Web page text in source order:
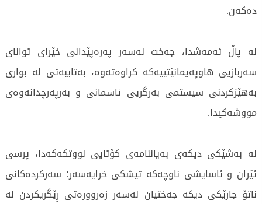
دەکەن.
لە پاڵ ئەمەشدا، جەخت لەسەر پەرەپێدانی خێرای توانای
سەربازیی هاوپەیمانێتییەکە کراوەتەوە، بەتایبەتی لە بواری
بەهێزکردنی سیستمی بەرگریی ئاسمانی و بەرپەرچدانەوەی
مووشەکیدا.
لە بەشێکی دیکەی بەیاننامەی کۆتایی لووتکەکەدا، پرسی
ئێران و ئاسایشی ناوچەکە تیشکی خرایەسەر؛ سەرکردەکانی
ناتۆ جارێکی دیکە جەختیان لەسەر زەروورەتی ڕێگریکردن لە